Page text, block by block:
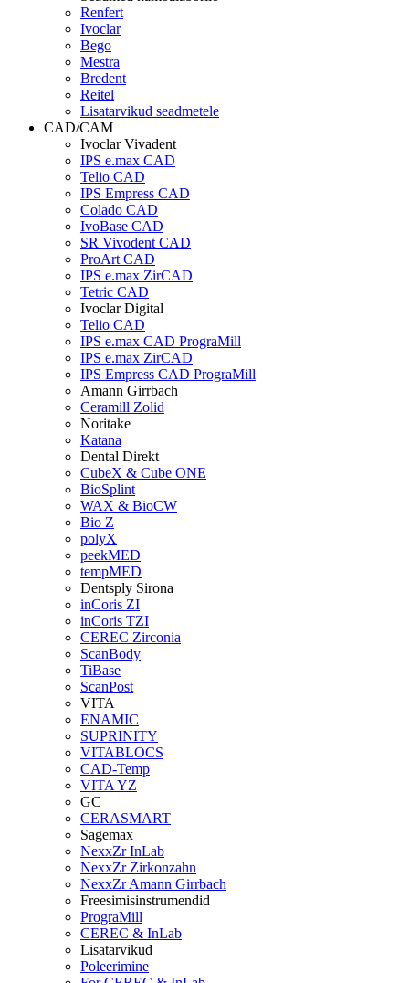
Renfert
Ivoclar
Bego
Mestra
Bredent
Reitel
Lisatarvikud seadmetele
CAD/CAM
Ivoclar Vivadent
IPS e.max CAD
Telio CAD
IPS Empress CAD
Colado CAD
IvoBase CAD
SR Vivodent CAD
ProArt CAD
IPS e.max ZirCAD
Tetric CAD
Ivoclar Digital
Telio CAD
IPS e.max CAD PrograMill
IPS e.max ZirCAD
IPS Empress CAD PrograMill
Amann Girrbach
Ceramill Zolid
Noritake
Katana
Dental Direkt
CubeX & Cube ONE
BioSplint
WAX & BioCW
Bio Z
polyX
peekMED
tempMED
Dentsply Sirona
inCoris ZI
inCoris TZI
CEREC Zirconia
ScanBody
TiBase
ScanPost
VITA
ENAMIC
SUPRINITY
VITABLOCS
CAD-Temp
VITA YZ
GC
CERASMART
Sagemax
NexxZr InLab
NexxZr Zirkonzahn
NexxZr Amann Girrbach
Freesimisinstrumendid
PrograMill
CEREC & InLab
Lisatarvikud
Poleerimine